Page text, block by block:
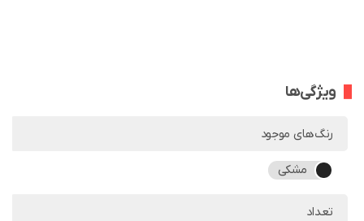
ویژگی‌ها
رنگ‌های موجود
مشکی
تعداد